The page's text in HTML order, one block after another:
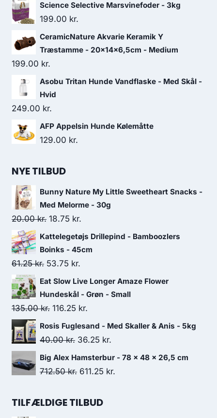
Science Selective Marsvinefoder - 3kg
199.00 kr.
CeramicNature Akvarie Keramik Y
Træstamme - 20x14x6,5cm - Medium
199.00 kr.
Asobu Tritan Hunde Vandflaske - Med Skål -
Hvid
249.00 kr.
AFP Appelsin Hunde Kølemåtte
129.00 kr.
NYE TILBUD
Bunny Nature My Little Sweetheart Snacks -
Med Melorme - 30g
20.00kr. Den
oprindelige
pris
var:
20.00 kr..
18.75 kr.
aktuelle
pris
18.75 kr..
Kattelegetøjs Drillepind - Bamboozlers
Boinks - 45cm
61.25kr. Den
oprindelige
pris
var:
61.25 kr..
53.75 kr.
aktuelle
pris
er:
53.75 kr..
Eat Slow Live Longer Amaze Flower
Hundeskål - Grøn - Small
135.00kr. Den
oprindelige
pris
135.00 kr..
116.25 kr.
aktuelle
pris
116.25 kr..
Rosis Fuglesand - Med Skaller & Anis - 5kg
40.00kr. Den
oprindelige
pris
40.00 kr..
36.25 kr.
aktuelle
pris
Big Alex Hamsterbur - 78 x 48 x 26,5 cm
712.50kr. Den
pris
611.25 kr.
TILFÆLDIGE TILBUD